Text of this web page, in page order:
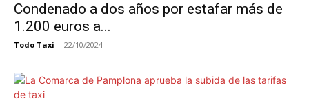
Condenado a dos años por estafar más de
1.200 euros a...
Todo Taxi - 22/10/2024